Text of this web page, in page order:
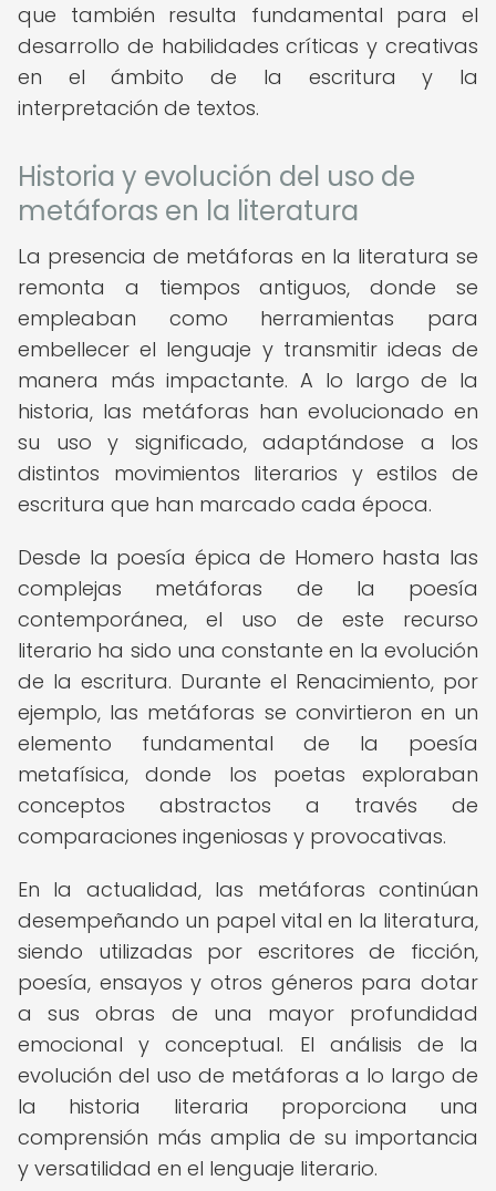
que también resulta fundamental para el
desarrollo de habilidades críticas y creativas
en el ámbito de la escritura y la
interpretación de textos.
Historia y evolución del uso de
metáforas en la literatura
La presencia de metáforas en la literatura se
remonta a tiempos antiguos, donde se
empleaban como herramientas para
embellecer el lenguaje y transmitir ideas de
manera más impactante. A lo largo de la
historia, las metáforas han evolucionado en
su uso y significado, adaptándose a los
distintos movimientos literarios y estilos de
escritura que han marcado cada época.
Desde la poesía épica de Homero hasta las
complejas metáforas de la poesía
contemporánea, el uso de este recurso
literario ha sido una constante en la evolución
de la escritura. Durante el Renacimiento, por
ejemplo, las metáforas se convirtieron en un
elemento fundamental de la poesía
metafísica, donde los poetas exploraban
conceptos abstractos a través de
comparaciones ingeniosas y provocativas.
En la actualidad, las metáforas continúan
desempeñando un papel vital en la literatura,
siendo utilizadas por escritores de ficción,
poesía, ensayos y otros géneros para dotar
a sus obras de una mayor profundidad
emocional y conceptual. El análisis de la
evolución del uso de metáforas a lo largo de
la historia literaria proporciona una
comprensión más amplia de su importancia
y versatilidad en el lenguaje literario.